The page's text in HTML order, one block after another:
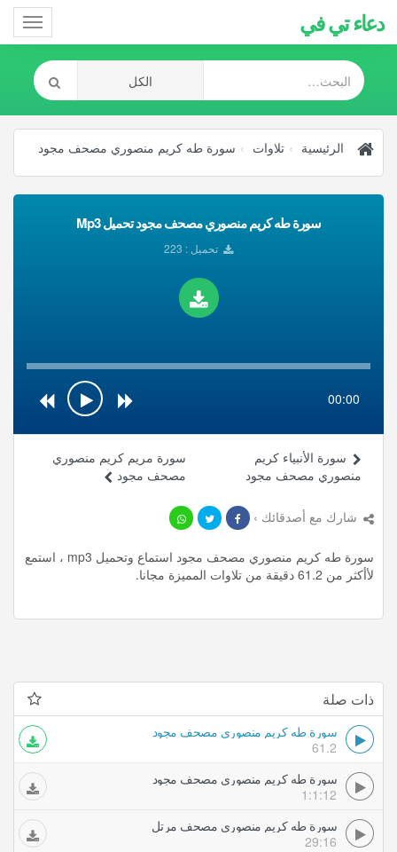
دعاء تي في
الرئيسية تلاوات سورة طه كريم منصوري مصحف مجود
سورة طه كريم منصوري مصحف مجود تحميل Mp3
تحميل : 223
00:00
سورة مريم كريم منصوري
مصحف مجود
سورة الأنبياء كريم
منصوري مصحف مجود
شارك مع أصدقائك ›
سورة طه كريم منصوري مصحف مجود استماع وتحميل mp3 ، استمع
لأأكثر من 61.2 دقيقة من تلاوات المميزة مجانا.
ذات صلة
سورة طه كريم منصوري مصحف مجود
61.2
سورة طه كريم منصوري مصحف مجود
1:1:12
سورة طه كريم منصوري مصحف مرتل
29:16